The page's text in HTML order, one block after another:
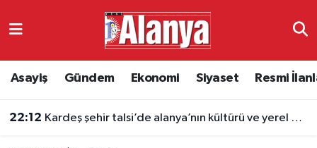
Asayiş Gündem Ekonomi Siyaset Resmi
22:12 Kardeş şehir talsi’de alanya’nın kültürü ve yerel değerleri tanıtıldı
Ekonomi
Antalya Namaz Vakitleri